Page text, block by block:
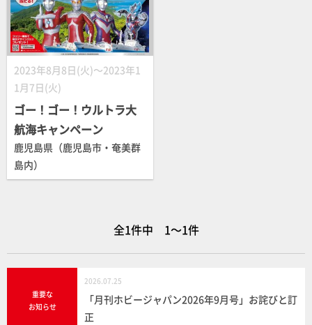
2023年8月8日(火)～2023年1
1月7日(火)
ゴー！ゴー！ウルトラ大
航海キャンペーン
鹿児島県（鹿児島市・奄美群
島内）
全1件中 1～1件
重要な
お知らせ
2026.07.25
「月刊ホビージャパン2026年9月号」お詫びと訂
正